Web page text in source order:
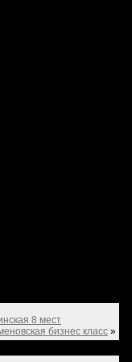
8 мест
бизнес класс »